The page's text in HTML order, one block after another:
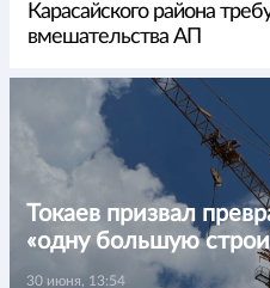
Карасайского района
вмешательства АП
Токаев призвал
«одну большую
30 июня, 13:54